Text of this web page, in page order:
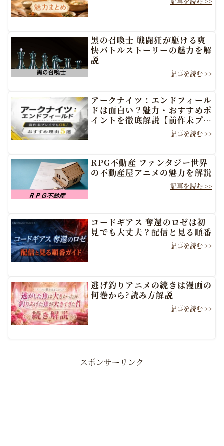
黒の召喚士 戦闘狂が駆ける爽
快バトルストーリーの魅力を解
説
アークナイツ：エンドフィール
ドは面白い？魅力・おすすめポ
イントを徹底解説【前作未プレ
RPG不動産 ファンタジー世界
の不動産屋アニメの魅力を解説
コードギアス 奪還のロゼは初
見でも大丈夫？配信と見る順番
逃げ釣りアニメの続きは漫画の
何巻から?読み方解説
スポンサーリンク